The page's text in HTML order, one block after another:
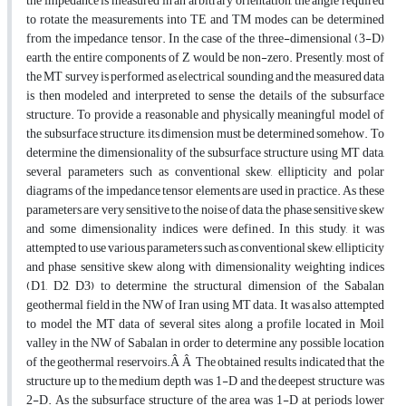
to rotate the measurements into TE and TM modes can be determined
from the impedance tensor. In the case of the three-dimensional (3-D)
earth, the entire components of Z would be non-zero. Presently, most of
the MT survey is performed as electrical sounding and the measured data
is then modeled and interpreted to sense the details of the subsurface
structure. To provide a reasonable and physically meaningful model of
the subsurface structure, its dimension must be determined somehow. To
determine the dimensionality of the subsurface structure using MT data,
several parameters such as conventional skew, ellipticity and polar
diagrams of the impedance tensor elements are used in practice. As these
parameters are very sensitive to the noise of data, the phase sensitive skew
and some dimensionality indices were defined. In this study, it was
attempted to use various parameters such as conventional skew, ellipticity
and phase sensitive skew along with dimensionality weighting indices
(D1, D2, D3) to determine the structural dimension of the Sabalan
geothermal field in the NW of Iran using MT data. It was also attempted
to model the MT data of several sites along a profile located in Moil
valley in the NW of Sabalan in order to determine any possible location
of the geothermal reservoirs.Â Â The obtained results indicated that the
structure up to the medium depth was 1-D and the deepest structure was
2-D. As the subsurface structure of the area was 1-D at periods lower